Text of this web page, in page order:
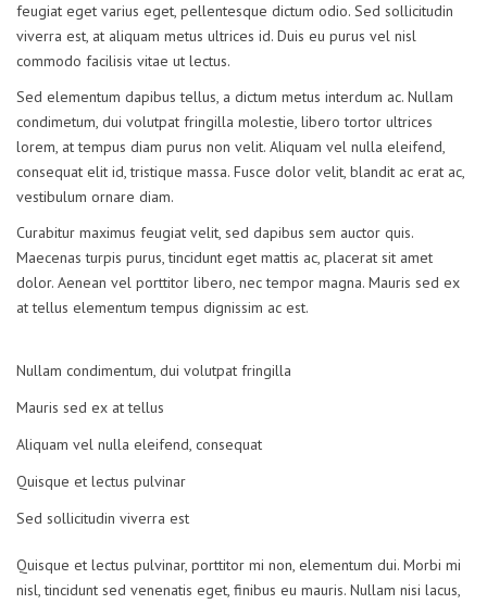
feugiat eget varius eget, pellentesque dictum odio. Sed sollicitudin
viverra est, at aliquam metus ultrices id. Duis eu purus vel nisl
commodo facilisis vitae ut lectus.
Sed elementum dapibus tellus, a dictum metus interdum ac. Nullam
condimetum, dui volutpat fringilla molestie, libero tortor ultrices
lorem, at tempus diam purus non velit. Aliquam vel nulla eleifend,
consequat elit id, tristique massa. Fusce dolor velit, blandit ac erat ac,
vestibulum ornare diam.
Curabitur maximus feugiat velit, sed dapibus sem auctor quis.
Maecenas turpis purus, tincidunt eget mattis ac, placerat sit amet
dolor. Aenean vel porttitor libero, nec tempor magna. Mauris sed ex
at tellus elementum tempus dignissim ac est.
Nullam condimentum, dui volutpat fringilla
Mauris sed ex at tellus
Aliquam vel nulla eleifend, consequat
Quisque et lectus pulvinar
Sed sollicitudin viverra est
Quisque et lectus pulvinar, porttitor mi non, elementum dui. Morbi mi
nisl, tincidunt sed venenatis eget, finibus eu mauris. Nullam nisi lacus,